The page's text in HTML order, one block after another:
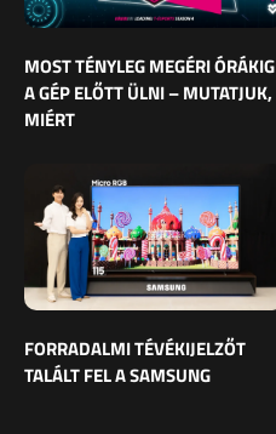
MOST TÉNYLEG MEGÉRI ÓRÁKIG
A GÉP ELŐTT ÜLNI – MUTATJUK,
MIÉRT
FORRADALMI TÉVÉKIJELZŐT
TALÁLT FEL A SAMSUNG